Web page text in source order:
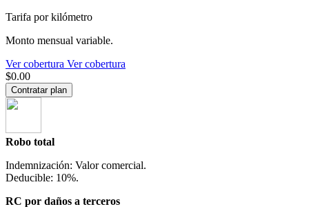
Tarifa por kilómetro
Monto mensual variable.
Ver cobertura Ver cobertura
$0.00
Contratar plan
Robo total
Indemnización: Valor comercial.
Deducible: 10%.
RC por daños a terceros